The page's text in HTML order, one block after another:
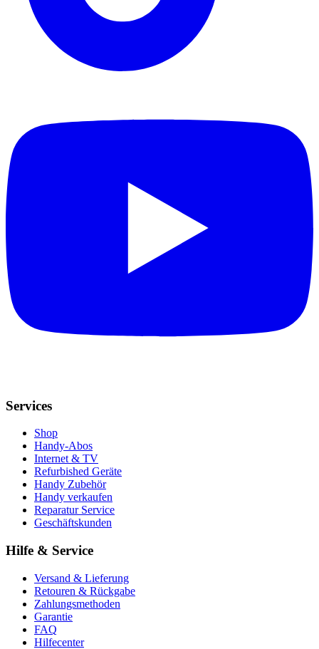
Services
Shop
Handy-Abos
Internet & TV
Refurbished Geräte
Handy Zubehör
Handy verkaufen
Reparatur Service
Geschäftskunden
Hilfe & Service
Versand & Lieferung
Retouren & Rückgabe
Zahlungsmethoden
Garantie
FAQ
Hilfecenter